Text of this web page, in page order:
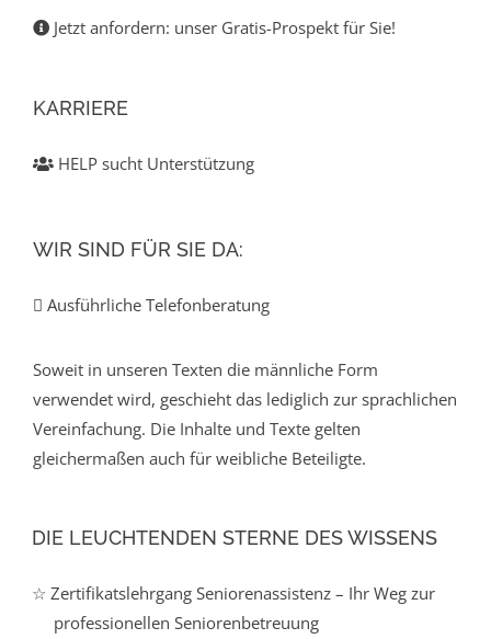
Jetzt anfordern: unser Gratis-Prospekt für Sie!
KARRIERE
HELP sucht Unterstützung
WIR SIND FÜR SIE DA:
Ausführliche Telefonberatung
Soweit in unseren Texten die männliche Form
verwendet wird, geschieht das lediglich zur sprachlichen
Vereinfachung. Die Inhalte und Texte gelten
gleichermaßen auch für weibliche Beteiligte.
DIE LEUCHTENDEN STERNE DES WISSENS
☆ Zertifikatslehrgang Seniorenassistenz – Ihr Weg zur
professionellen Seniorenbetreuung